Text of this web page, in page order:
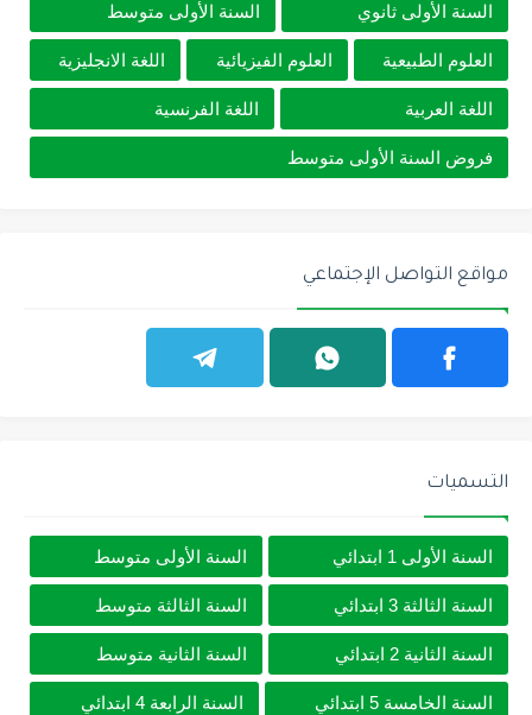
السنة الأولى ثانوي السنة الأولى متوسط
العلوم الطبيعية العلوم الفيزيائية اللغة الانجليزية
اللغة العربية اللغة الفرنسية
فروض السنة الأولى متوسط
مواقع التواصل الإجتماعي
التسميات
السنة الأولى 1 ابتدائي السنة الأولى متوسط
السنة الثالثة 3 ابتدائي السنة الثالثة متوسط
السنة الثانية 2 ابتدائي السنة الثانية متوسط
السنة الخامسة 5 ابتدائي السنة الرابعة 4 ابتدائي